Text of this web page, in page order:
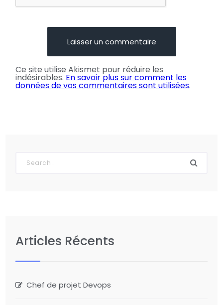
Ce site utilise Akismet pour réduire les
indésirables. En savoir plus sur comment les
données de vos commentaires sont utilisées.
Articles Récents
Chef de projet Devops